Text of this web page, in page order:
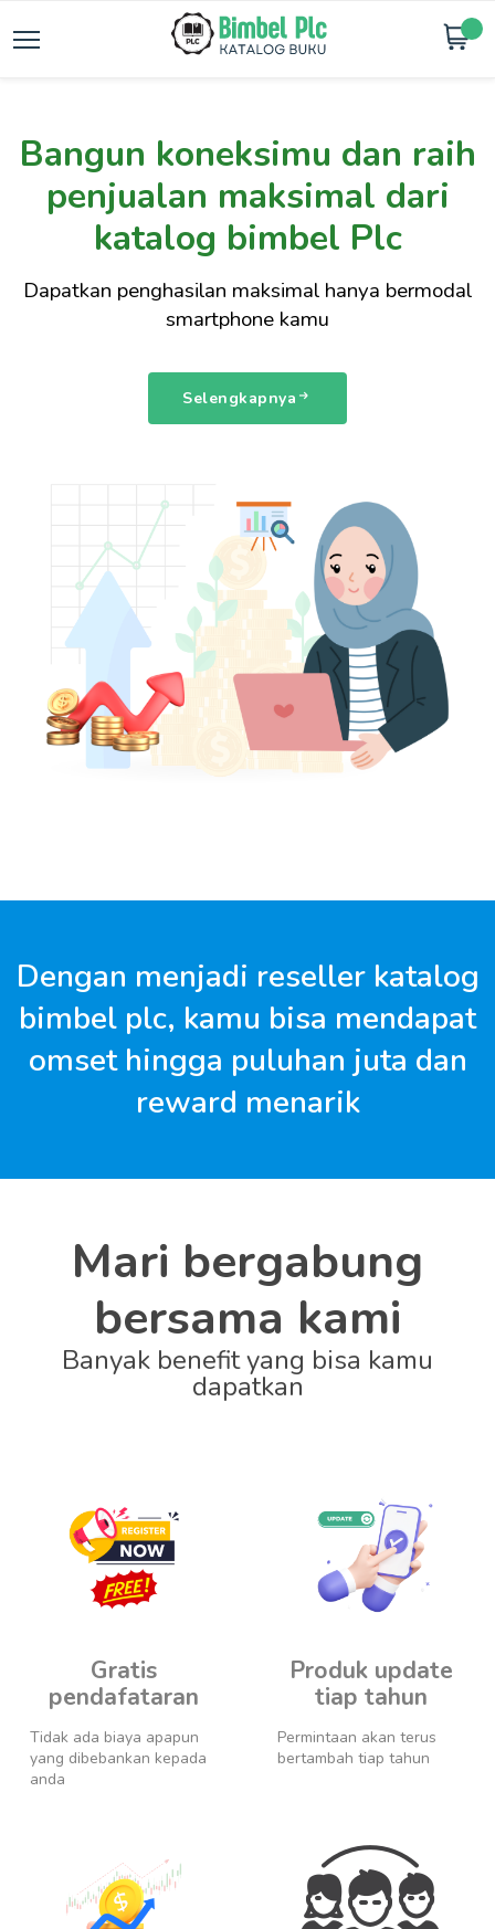
Bangun koneksimu dan raih
penjualan maksimal dari
katalog bimbel Plc
Dapatkan penghasilan maksimal hanya bermodal
smartphone kamu
Selengkapnya
Dengan menjadi reseller katalog
bimbel plc, kamu bisa mendapat
omset hingga puluhan juta dan
reward menarik
Mari bergabung
bersama kami
Banyak benefit yang bisa kamu
dapatkan
Gratis
pendafataran
Tidak ada biaya apapun
yang dibebankan kepada
anda
Produk update
tiap tahun
Permintaan akan terus
bertambah tiap tahun